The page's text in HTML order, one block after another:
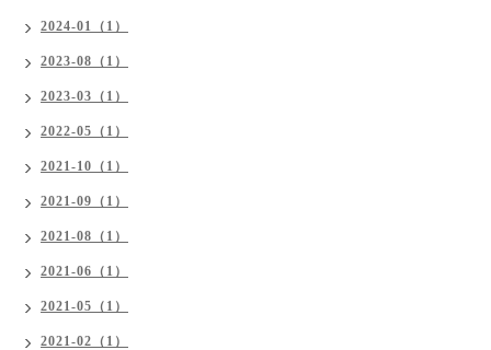
2024-01（1）
2023-08（1）
2023-03（1）
2022-05（1）
2021-10（1）
2021-09（1）
2021-08（1）
2021-06（1）
2021-05（1）
2021-02（1）